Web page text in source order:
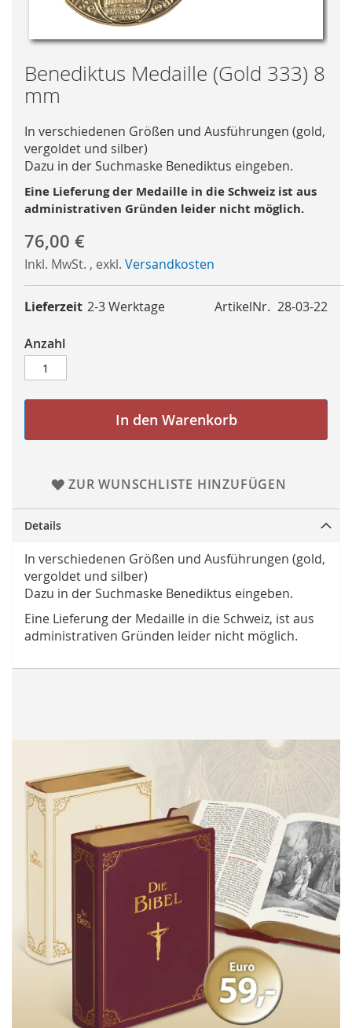
Skip
to
the
of
the
images
gallery
Benediktus Medaille (Gold 333) 8
mm
In verschiedenen Größen und Ausführungen (gold,
vergoldet und silber)
Dazu in der Suchmaske Benediktus eingeben.
Eine Lieferung der Medaille in die Schweiz ist aus
administrativen Gründen leider nicht möglich.
76,00 €
Inkl. MwSt. , exkl. Versandkosten
ArtikelNr. 28-03-22
Lieferzeit 2-3 Werktage
Anzahl
In den Warenkorb
ZUR WUNSCHLISTE HINZUFÜGEN
Details
In verschiedenen Größen und Ausführungen (gold,
vergoldet und silber)
Dazu in der Suchmaske Benediktus eingeben.
Eine Lieferung der Medaille in die Schweiz, ist aus
administrativen Gründen leider nicht möglich.